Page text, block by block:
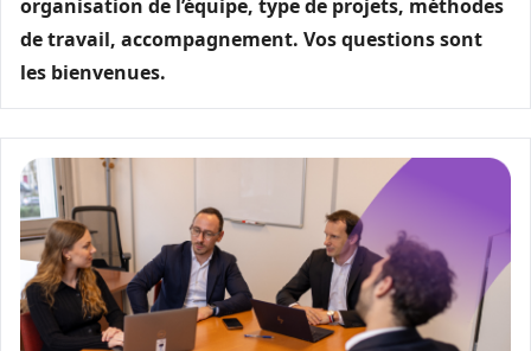
organisation de l’équipe, type de projets, méthodes
de travail, accompagnement. Vos questions sont
les bienvenues.